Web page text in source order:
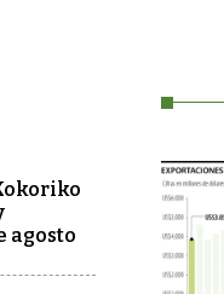
agosto